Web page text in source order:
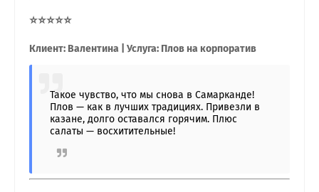
⭐⭐⭐⭐⭐
Клиент: Валентина | Услуга: Плов на корпоратив
Такое чувство, что мы снова в Самарканде!
Плов — как в лучших традициях. Привезли в
казане, долго оставался горячим. Плюс
салаты — восхитительные!